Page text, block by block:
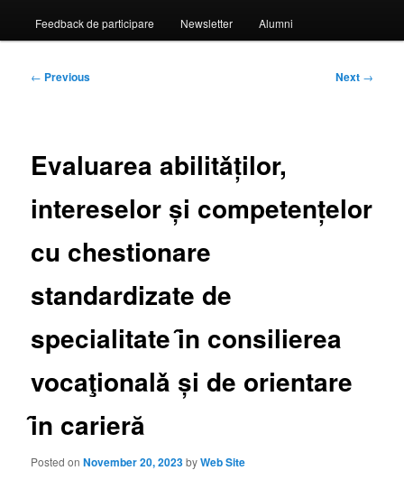
Feedback de participare Newsletter Alumni
Post
← Previous Next →
Evaluarea abilitǎților,
intereselor și competențelor
cu chestionare
standardizate de
specialitate ȋn consilierea
vocaţionalǎ și de orientare
ȋn carieră
Posted onNovember 20, 2023byWeb Site